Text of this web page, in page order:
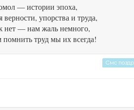
— истории эпоха,
верности, упорства и труда,
нет — нам жаль немного,
помнить труд мы их всегда!
Смс